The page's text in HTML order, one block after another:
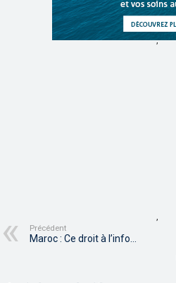
,
Précédent
Maroc : Ce droit à l’info…